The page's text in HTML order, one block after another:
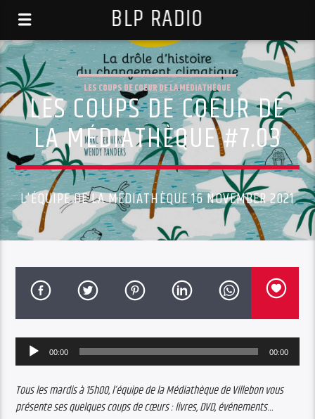
BLP RADIO
LES COUPS DE COEUR DE LA MÉDIATHÈQUE
LES COUPS DE COEUR DE
LA MÉDIATHÈQUE #7.03
L'ÉQUIPE DE LA MÉDIATHÈQUE 16 NOVEMBER 2021
Audio
Player
00:00 00:00
Tous les mardis à 15h00, l’équipe de la Médiathèque de Villebon vous
présente ses quelques coups de cœurs : livres, DVD, événements…